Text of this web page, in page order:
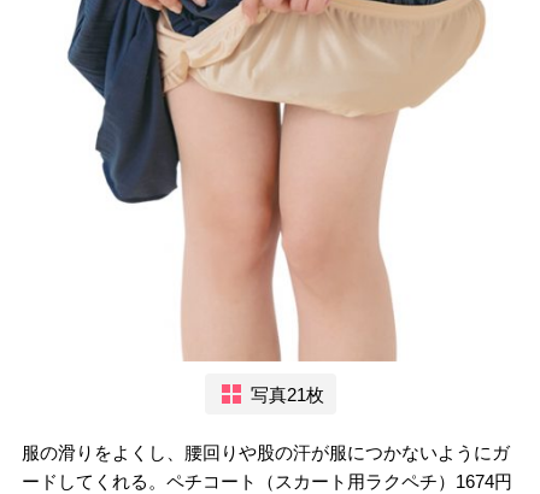
写真21枚
服の滑りをよくし、腰回りや股の汗が服につかないようにガ
ードしてくれる。ペチコート（スカート用ラクペチ）1674円